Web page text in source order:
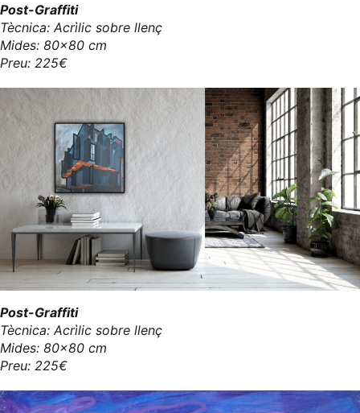
Post-Graffiti
Tècnica: Acrìlic sobre llenç
Mides: 80x80 cm
Preu: 225€
Post-Graffiti
Tècnica: Acrìlic sobre llenç
Mides: 80x80 cm
Preu: 225€